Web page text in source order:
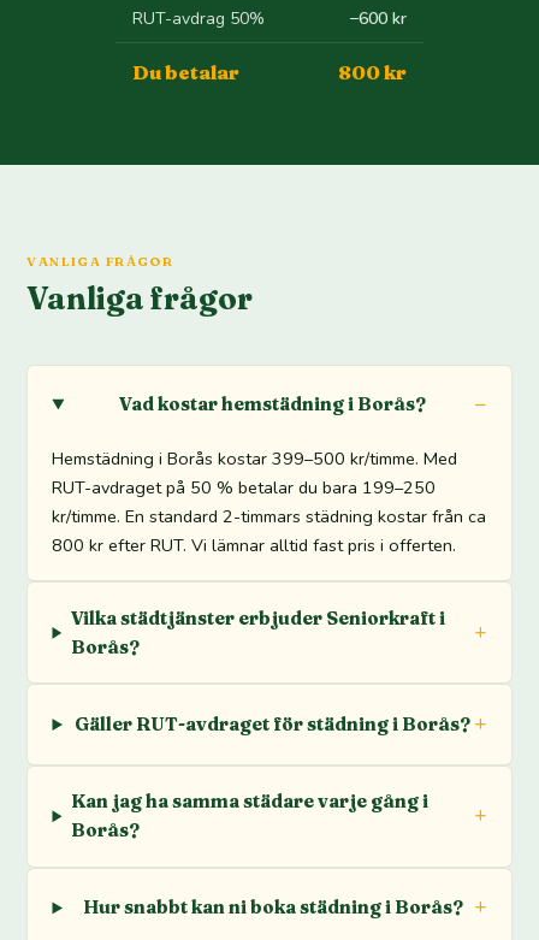
RUT-avdrag 50% −600 kr
Du betalar 800 kr
VANLIGA FRÅGOR
Vanliga frågor
Vad kostar hemstädning i Borås?
Hemstädning i Borås kostar 399–500 kr/timme. Med
RUT-avdraget på 50 % betalar du bara 199–250
kr/timme. En standard 2-timmars städning kostar från ca
800 kr efter RUT. Vi lämnar alltid fast pris i offerten.
Vilka städtjänster erbjuder Seniorkraft i
Borås?
Gäller RUT-avdraget för städning i Borås?
Kan jag ha samma städare varje gång i
Borås?
Hur snabbt kan ni boka städning i Borås?